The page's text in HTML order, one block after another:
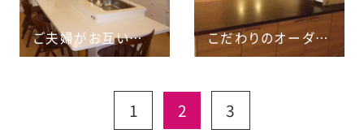
ご夫婦がお互い気配を感じながら生活できる空間へと変身！ こだわりのオーダーキッチンが引き立つナチュラルモダン空間♪
1 2 3